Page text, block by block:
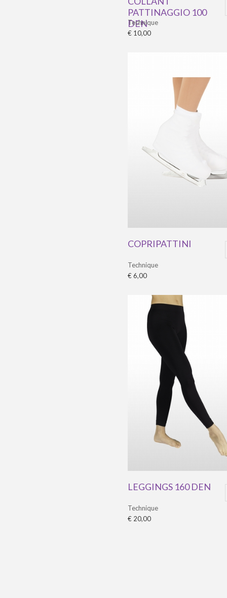
PATTINAGGIO 100
DEN
Technique
€ 10,00
COPRIPATTINI
Technique
€ 6,00
LEGGINGS 160 DEN
Technique
€ 20,00